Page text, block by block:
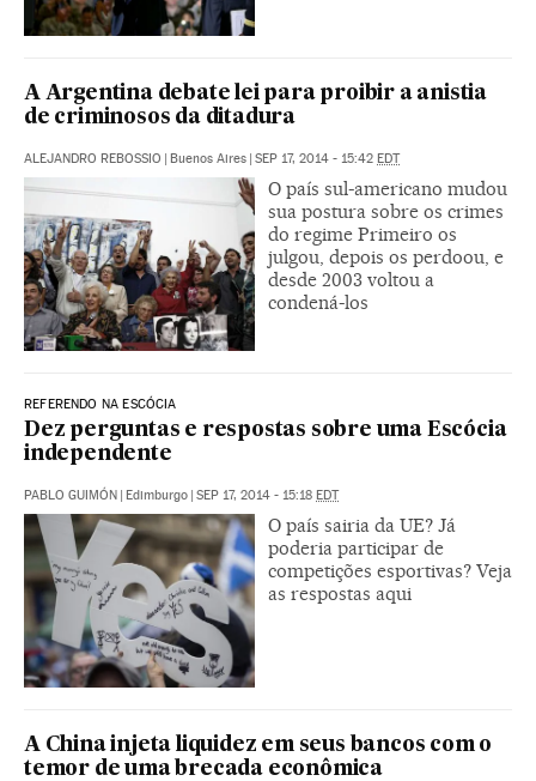
A Argentina debate lei para proibir a anistia
de criminosos da ditadura
ALEJANDRO REBOSSIO | Buenos Aires | SEP 17, 2014 - 15:42 EDT
O país sul-americano mudou
sua postura sobre os crimes
do regime Primeiro os
julgou, depois os perdoou, e
desde 2003 voltou a
condená-los
REFERENDO NA ESCÓCIA
Dez perguntas e respostas sobre uma Escócia
independente
PABLO GUIMÓN | Edimburgo | SEP 17, 2014 - 15:18 EDT
O país sairia da UE? Já
poderia participar de
competições esportivas? Veja
as respostas aqui
A China injeta liquidez em seus bancos com o
temor de uma brecada econômica